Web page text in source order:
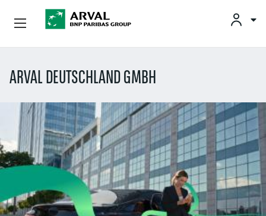
ARVAL DEUTSCHLAND GMBH
Flottenkunden
Partner
Fahrercenter